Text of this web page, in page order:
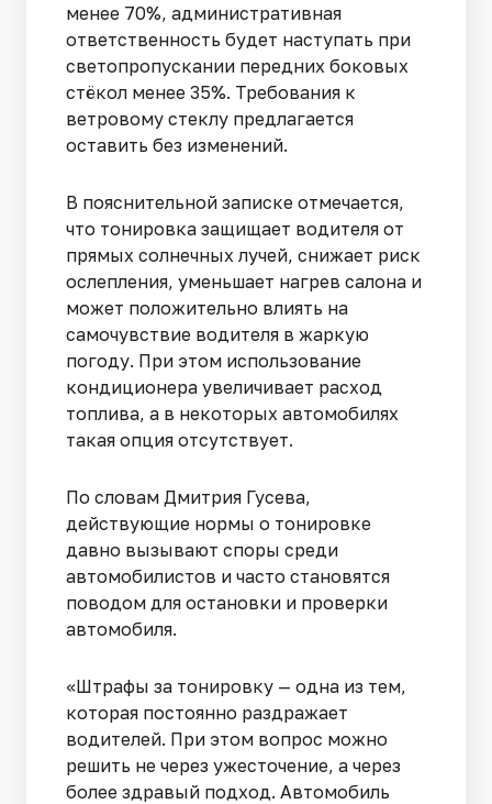
менее 70%, административная
ответственность будет наступать при
светопропускании передних боковых
стёкол менее 35%. Требования к
ветровому стеклу предлагается
оставить без изменений.
В пояснительной записке отмечается,
что тонировка защищает водителя от
прямых солнечных лучей, снижает риск
ослепления, уменьшает нагрев салона и
может положительно влиять на
самочувствие водителя в жаркую
погоду. При этом использование
кондиционера увеличивает расход
топлива, а в некоторых автомобилях
такая опция отсутствует.
По словам Дмитрия Гусева,
действующие нормы о тонировке
давно вызывают споры среди
автомобилистов и часто становятся
поводом для остановки и проверки
автомобиля.
«Штрафы за тонировку — одна из тем,
которая постоянно раздражает
водителей. При этом вопрос можно
решить не через ужесточение, а через
более здравый подход. Автомобиль